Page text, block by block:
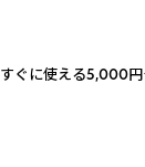
すぐに使える5,000円